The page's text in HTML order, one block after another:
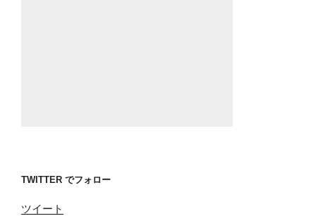
TWITTER でフォロー
ツイート